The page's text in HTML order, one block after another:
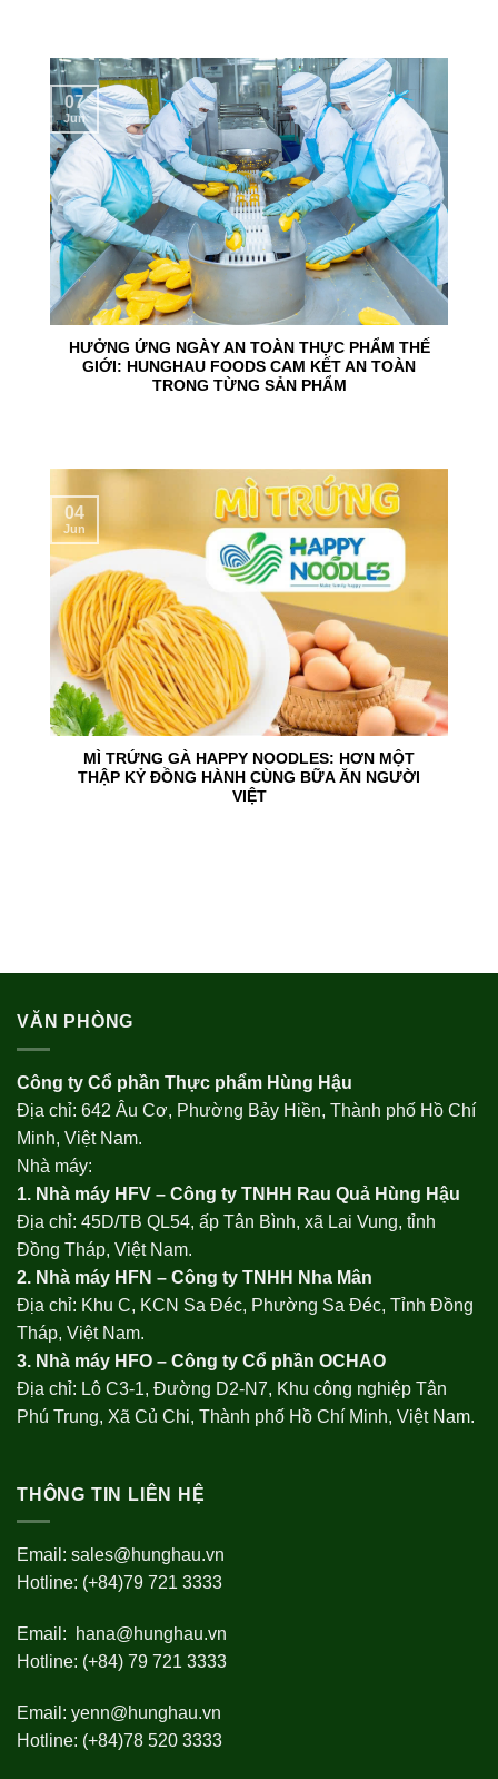
HƯỞNG ỨNG NGÀY AN TOÀN THỰC PHẨM THẾ
GIỚI: HUNGHAU FOODS CAM KẾT AN TOÀN
TRONG TỪNG SẢN PHẨM
07
Jun
MÌ TRỨNG GÀ HAPPY NOODLES: HƠN MỘT
THẬP KỶ ĐỒNG HÀNH CÙNG BỮA ĂN NGƯỜI
VIỆT
04
Jun
VĂN PHÒNG
Công ty Cổ phần Thực phẩm Hùng Hậu
Địa chỉ: 642 Âu Cơ, Phường Bảy Hiền, Thành phố Hồ Chí
Minh, Việt Nam.
Nhà máy:
1. Nhà máy HFV – Công ty TNHH Rau Quả Hùng Hậu
Địa chỉ: 45D/TB QL54, ấp Tân Bình, xã Lai Vung, tỉnh
Đồng Tháp, Việt Nam.
2. Nhà máy HFN – Công ty TNHH Nha Mân
Địa chỉ: Khu C, KCN Sa Đéc, Phường Sa Đéc, Tỉnh Đồng
Tháp, Việt Nam.
3. Nhà máy HFO – Công ty Cổ phần OCHAO
Địa chỉ: Lô C3-1, Đường D2-N7, Khu công nghiệp Tân
Phú Trung, Xã Củ Chi, Thành phố Hồ Chí Minh, Việt Nam.
THÔNG TIN LIÊN HỆ
Email: sales@hunghau.vn
Hotline: (+84)79 721 3333
Email:
hana@hunghau.vn
Hotline: (+84) 79 721 3333
Email: yenn@hunghau.vn
Hotline: (+84)78 520 3333